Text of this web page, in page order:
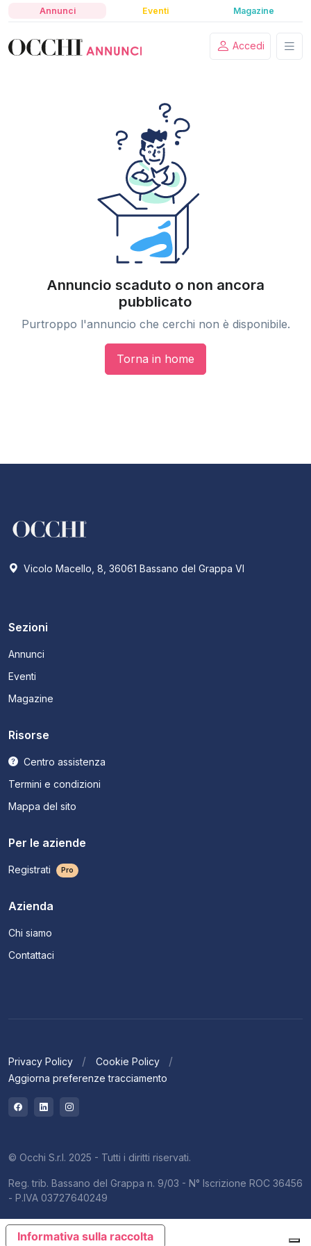
Annunci Eventi Magazine
Accedi
Annuncio scaduto o non ancora
pubblicato
Purtroppo l'annuncio che cerchi non è disponibile.
Torna in home
Vicolo Macello, 8, 36061 Bassano del Grappa VI
Sezioni
Annunci
Eventi
Magazine
Risorse
Centro assistenza
Termini e condizioni
Mappa del sito
Per le aziende
Registrati Pro
Azienda
Chi siamo
Contattaci
Privacy Policy
Cookie Policy
Aggiorna preferenze tracciamento
© Occhi S.r.l. 2025 - Tutti i diritti riservati.
Reg. trib. Bassano del Grappa n. 9/03 - N° Iscrizione ROC 36456
- P.IVA 03727640249
Informativa sulla raccolta